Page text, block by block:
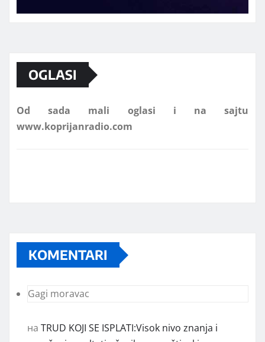
OGLASI
Od sada mali oglasi i na sajtu
KOMENTARI
Gagi moravac
на TRUD KOJI SE ISPLATI:Visok nivo znanja i